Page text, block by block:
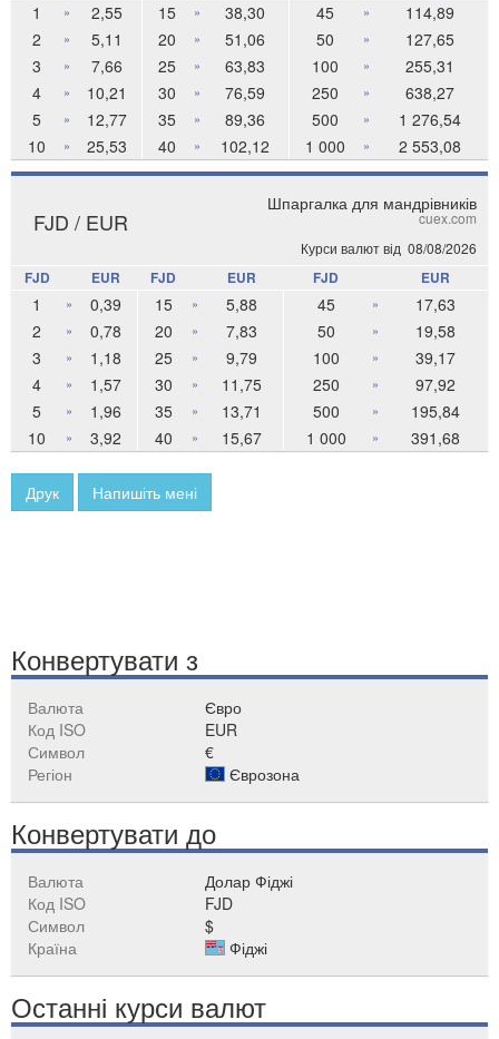
1 » 2,55 15 » 38,30 45 »
114,89
2
» 5,11 20 » 51,06 50 »
127,65
3
» 7,66 25 » 63,83 100 »
255,31
4
» 10,21 30 » 76,59 250 »
638,27
5
» 12,77 35 » 89,36 500 »
1 276,54
10
» 25,53 40 » 102,12 1 000 » 2 553,08
Шпаргалка для мандрівників
cuex.com
Курси валют від 08/08/2026
FJD / EUR
FJD EUR FJD EUR FJD EUR
1 » 0,39 15 » 5,88 45 »
17,63
2
» 0,78 20 » 7,83 50 »
19,58
3
» 1,18 25 » 9,79 100 »
39,17
4
» 1,57 30 » 11,75 250 »
97,92
5
» 1,96 35 » 13,71 500 »
195,84
10
» 3,92 40 » 15,67 1 000 » 391,68
Друк Напишіть мені
Конвертувати з
Валюта
Євро
Код ISO
EUR
Символ
€
Регіон
Єврозона
Конвертувати до
Валюта
Долар Фіджі
Код ISO
FJD
Символ
$
Країна
Фіджі
Останні курси валют